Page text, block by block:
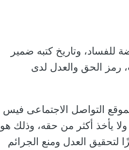
للفساد، وتاريخ كتبه ضمير
رمز الحق والعدل لدى
التواصل الاجتماعى فيس
يأخذ أكثر من حقه، وذلك هو
لتحقيق العدل ومنع الجرائم